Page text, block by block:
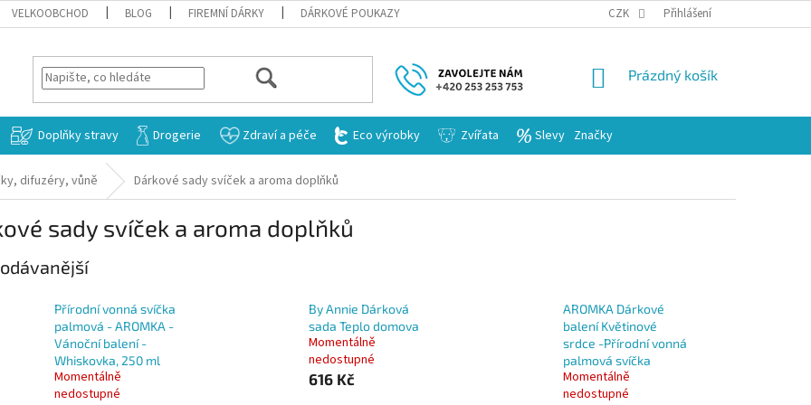
VELKOOBCHOD BLOG FIREMNÍ DÁRKY DÁRKOVÉ POUKAZY CZK Přihlášení
HLEDAT
NÁKUPNÍ
Prázdný košík
Doplňky stravy Drogerie Zdraví a péče Eco výrobky Zvířata Slevy Značky
difuzéry, vůně Dárkové sady svíček a aroma doplňků
sady svíček a aroma doplňků
Přírodní vonná svíčka
palmová - AROMKA -
Vánoční balení -
Whiskovka, 250 ml
Momentálně
nedostupné
By Annie Dárková
sada Teplo domova
Momentálně
nedostupné
616 Kč
AROMKA Dárkové
balení Květinové
srdce -Přírodní vonná
palmová svíčka
Momentálně
nedostupné